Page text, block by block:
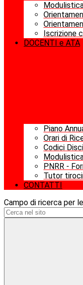
Iscrizione
DOCENTI e ATA
Piano
Orari di
Codici
PNRR -
Tutor
CONTATTI
Campo di ricerca per